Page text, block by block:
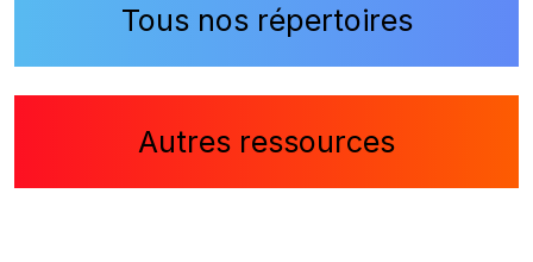
Tous nos répertoires
Autres ressources